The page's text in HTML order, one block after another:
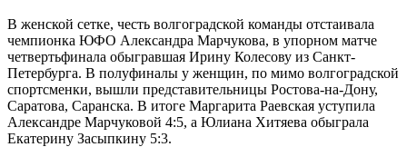
В женской сетке, честь волгоградской команды отстаивала
чемпионка ЮФО Александра Марчукова, в упорном матче
четвертьфинала обыгравшая Ирину Колесову из Санкт-
Петербурга. В полуфиналы у женщин, по мимо волгоградской
спортсменки, вышли представительницы Ростова-на-Дону,
Саратова, Саранска. В итоге Маргарита Раевская уступила
Александре Марчуковой 4:5, а Юлиана Хитяева обыграла
Екатерину Засыпкину 5:3.